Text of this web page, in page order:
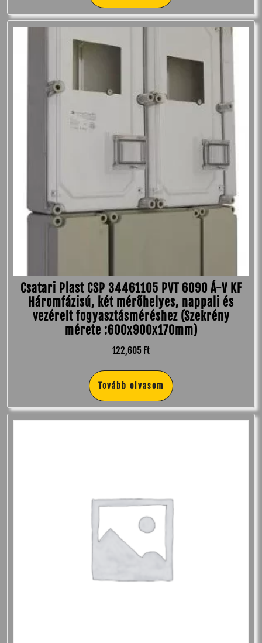
Csatari Plast CSP 34461105 PVT 6090 Á-V KF
Háromfázisú, két mérőhelyes, nappali és
vezérelt fogyasztásméréshez (Szekrény
mérete :600x900x170mm)
122,605 Ft
Tovább olvasom